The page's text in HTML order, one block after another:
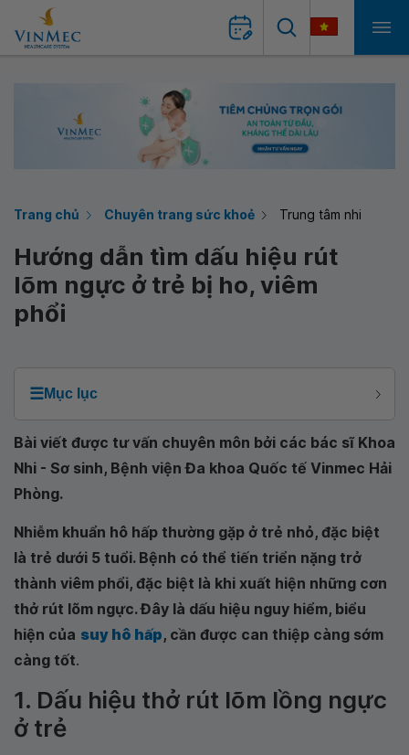
Trang chủ Chuyên trang sức khoẻ Trung tâm nhi
Hướng dẫn tìm dấu hiệu rút
lõm ngực ở trẻ bị ho, viêm
phổi
☰Mục lục
Bài viết được tư vấn chuyên môn bởi các bác sĩ Khoa
Nhi - Sơ sinh, Bệnh viện Đa khoa Quốc tế Vinmec Hải
Phòng.
Nhiễm khuẩn hô hấp thường gặp ở trẻ nhỏ, đặc biệt
là trẻ dưới 5 tuổi. Bệnh có thể tiến triển nặng trở
thành viêm phổi, đặc biệt là khi xuất hiện những cơn
thở rút lõm ngực. Đây là dấu hiệu nguy hiểm, biểu
hiện của suy hô hấp, cần được can thiệp càng sớm
càng tốt.
1. Dấu hiệu thở rút lõm lồng ngực
ở trẻ